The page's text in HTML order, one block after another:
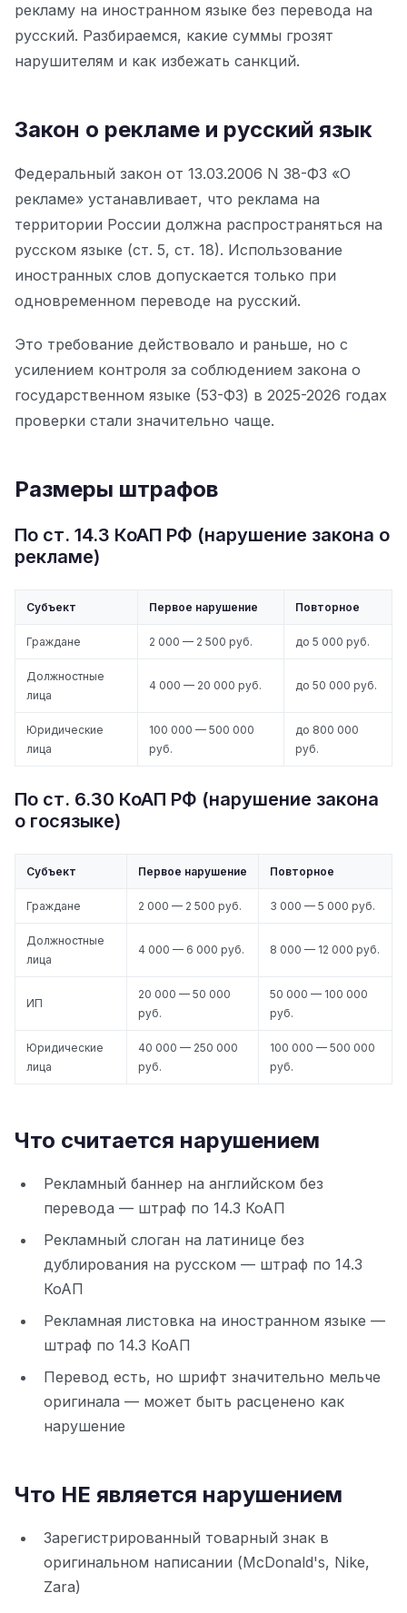
рекламу на иностранном языке без перевода на
русский. Разбираемся, какие суммы грозят
нарушителям и как избежать санкций.
Закон о рекламе и русский язык
Федеральный закон от 13.03.2006 N 38-ФЗ «О
рекламе» устанавливает, что реклама на
территории России должна распространяться на
русском языке (ст. 5, ст. 18). Использование
иностранных слов допускается только при
одновременном переводе на русский.
Это требование действовало и раньше, но с
усилением контроля за соблюдением закона о
государственном языке (53-ФЗ) в 2025-2026 годах
проверки стали значительно чаще.
Размеры штрафов
По ст. 14.3 КоАП РФ (нарушение закона о
рекламе)
Субъект Первое нарушение Повторное
Граждане 2 000 — 2 500 руб. до 5 000 руб.
Должностные
лица
4 000 — 20 000 руб. до 50 000 руб.
Юридические
лица
100 000 — 500 000
руб.
до 800 000
руб.
По ст. 6.30 КоАП РФ (нарушение закона
о госязыке)
Субъект Первое нарушение Повторное
Граждане 2 000 — 2 500 руб. 3 000 — 5 000 руб.
Должностные
лица
4 000 — 6 000 руб. 8 000 — 12 000 руб.
ИП
20 000 — 50 000
руб.
50 000 — 100 000
руб.
Юридические
лица
40 000 — 250 000
руб.
100 000 — 500 000
руб.
Что считается нарушением
Рекламный баннер на английском без
перевода — штраф по 14.3 КоАП
Рекламный слоган на латинице без
дублирования на русском — штраф по 14.3
КоАП
Рекламная листовка на иностранном языке —
штраф по 14.3 КоАП
Перевод есть, но шрифт значительно мельче
оригинала — может быть расценено как
нарушение
Что НЕ является нарушением
Зарегистрированный товарный знак в
оригинальном написании (McDonald's, Nike,
Zara)